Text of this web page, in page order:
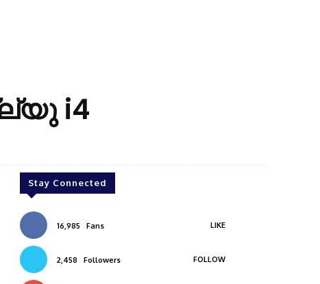
i4
Stay Connected
16,985 Fans LIKE
2,458 Followers FOLLOW